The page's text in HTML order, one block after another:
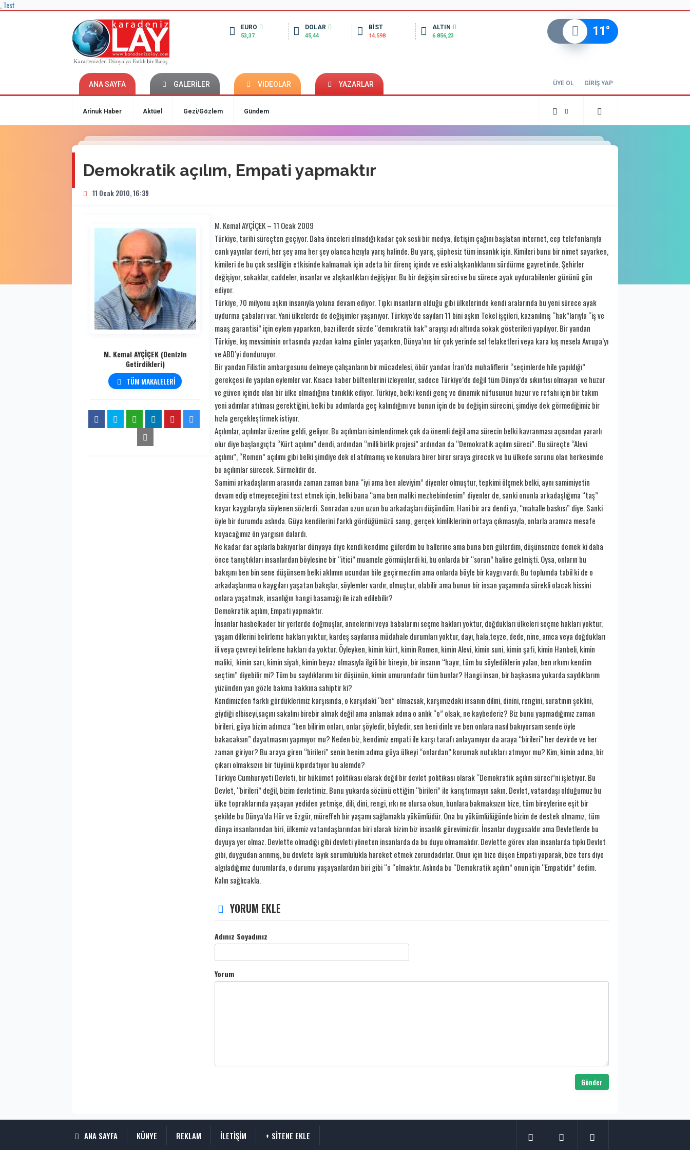
Test
EURO
53,37
DOLAR
45,44
BİST
14.598
ALTIN
6.856,23 11°
ANA SAYFA GALERİLER VİDEOLAR YAZARLAR ÜYE OL GİRİŞ YAP
Arinuk Haber Aktüel Gezi/Gözlem Gündem
Demokratik açılım, Empati yapmaktır
11 Ocak 2010, 16:39
M. Kemal AYÇİÇEK (Denizin
Getirdikleri)
TÜM MAKALELERİ
M. Kemal AYÇİÇEK – 11 Ocak 2009
Türkiye, tarihi süreçten geçiyor. Daha önceleri olmadığı kadar çok sesli bir medya, iletişim çağını başlatan internet, cep telefonlarıyla
canlı yayınlar devri, her şey ama her şey olanca hızıyla yarış halinde. Bu yarış, şüphesiz tüm insanlık için. Kimileri bunu bir nimet sayarken,
kimileri de bu çok sesliliğin etkisinde kalmamak için adeta bir direnç içinde ve eski alışkanlıklarını sürdürme gayretinde. Şehirler
değişiyor, sokaklar, caddeler, insanlar ve alışkanlıkları değişiyor. Bu bir değişim süreci ve bu sürece ayak uydurabilenler gününü gün
ediyor.
Türkiye, 70 milyonu aşkın insanıyla yoluna devam ediyor. Tıpkı insanların olduğu gibi ülkelerinde kendi aralarında bu yeni sürece ayak
uydurma çabaları var. Yani ülkelerde de değişimler yaşanıyor. Türkiye’de sayıları 11 bini aşkın Tekel işçileri, kazanılmış “hak”larıyla “iş ve
maaş garantisi” için eylem yaparken, bazı illerde sözde “demokratik hak” arayışı adı altında sokak gösterileri yapılıyor. Bir yandan
Türkiye, kış mevsiminin ortasında yazdan kalma günler yaşarken, Dünya’nın bir çok yerinde sel felaketleri veya kara kış mesela Avrupa’yı
ve ABD’yi donduruyor.
Bir yandan Filistin ambargosunu delmeye çalışanların bir mücadelesi, öbür yandan İran’da muhaliflerin “seçimlerde hile yapıldığı”
gerekçesi ile yapılan eylemler var. Kısaca haber bültenlerini izleyenler, sadece Türkiye’de değil tüm Dünya’da sıkıntısı olmayan ve huzur
ve güven içinde olan bir ülke olmadığına tanıklık ediyor. Türkiye, belki kendi genç ve dinamik nüfusunun huzur ve refahı için bir takım
yeni adımlar atılması gerektiğini, belki bu adımlarda geç kalındığını ve bunun için de bu değişim sürecini, şimdiye dek görmediğimiz bir
hızla gerçekleştirmek istiyor.
Açılımlar, açılımlar üzerine geldi, geliyor. Bu açılımları isimlendirmek çok da önemli değil ama sürecin belki kavranması açısından yararlı
olur diye başlangıçta “Kürt açılımı” dendi, ardından “milli birlik projesi” ardından da “Demokratik açılım süreci”. Bu süreçte “Alevi
açılımı”, “Romen” açılımı gibi belki şimdiye dek el atılmamış ve konulara birer birer sıraya girecek ve bu ülkede sorunu olan herkesimde
bu açılımlar sürecek. Sürmelidir de.
Samimi arkadaşlarım arasında zaman zaman bana “iyi ama ben aleviyim” diyenler olmuştur, tepkimi ölçmek belki, aynı samimiyetin
devam edip etmeyeceğini test etmek için, belki bana “ama ben maliki mezhebindenim” diyenler de, sanki onunla arkadaşlığıma “taş”
koyar kaygılarıyla söylenen sözlerdi. Sonradan uzun uzun bu arkadaşları düşündüm. Hani bir ara dendi ya, “mahalle baskısı” diye. Sanki
öyle bir durumdu aslında. Güya kendilerini farklı gördüğümüzü sanıp, gerçek kimliklerinin ortaya çıkmasıyla, onlarla aramıza mesafe
koyacağımız ön yargısın dalardı.
Ne kadar dar açılarla bakıyorlar dünyaya diye kendi kendime gülerdim bu hallerine ama buna ben gülerdim, düşünsenize demek ki daha
önce tanıştıkları insanlardan böylesine bir “itici” muamele görmüşlerdi ki, bu onlarda bir “sorun” haline gelmişti. Oysa, onların bu
bakışını ben bin sene düşünsem belki aklımın ucundan bile geçirmezdim ama onlarda böyle bir kaygı vardı. Bu toplumda tabiî ki de o
arkadaşlarıma o kaygıları yaşatan bakışlar, söylemler vardır, olmuştur, olabilir ama bunun bir insan yaşamında sürekli olacak hissini
onlara yaşatmak, insanlığın hangi basamağı ile izah edilebilir?
Demokratik açılım, Empati yapmaktır.
İnsanlar hasbelkader bir yerlerde doğmuşlar, annelerini veya babalarını seçme hakları yoktur, doğdukları ülkeleri seçme hakları yoktur,
yaşam dillerini belirleme hakları yoktur, kardeş sayılarına müdahale durumları yoktur, dayı, hala,teyze, dede, nine, amca veya doğdukları
ili veya çevreyi belirleme hakları da yoktur. Öyleyken, kimin kürt, kimin Romen, kimin Alevi, kimin suni, kimin şafi, kimin Hanbeli, kimin
maliki, kimin sarı, kimin siyah, kimin beyaz olmasıyla ilgili bir bireyin, bir insanın “hayır, tüm bu söylediklerin yalan, ben ırkımı kendim
seçtim” diyebilir mi? Tüm bu saydıklarımı bir düşünün, kimin umurundadır tüm bunlar? Hangi insan, bir başkasına yukarda saydıklarım
yüzünden yan gözle bakma hakkına sahiptir ki?
Kendimizden farklı gördüklerimiz karşısında, o karşıdaki “ben” olmazsak, karşımızdaki insanın dilini, dinini, rengini, suratının şeklini,
giydiği elbiseyi,saçını sakalını birebir almak değil ama anlamak adına o anlık “o” olsak, ne kaybederiz? Biz bunu yapmadığımız zaman
birileri, güya bizim adımıza “ben bilirim onları, onlar şöyledir, böyledir, sen beni dinle ve ben onlara nasıl bakıyorsam sende öyle
bakacaksın” dayatmasını yapmıyor mu? Neden biz, kendimiz empati ile karşı tarafı anlayamıyor da araya “birileri” her devirde ve her
zaman giriyor? Bu araya giren “birileri” senin benim adıma güya ülkeyi “onlardan” korumak nutukları atmıyor mu? Kim, kimin adına, bir
çıkarı olmaksızın bir tüyünü kıpırdatıyor bu alemde?
Türkiye Cumhuriyeti Devleti, bir hükümet politikası olarak değil bir devlet politikası olarak “Demokratik açılım süreci”ni işletiyor. Bu
Devlet, “birileri” değil, bizim devletimiz. Bunu yukarda sözünü ettiğim “birileri” ile karıştırmayın sakın. Devlet, vatandaşı olduğumuz bu
ülke topraklarında yaşayan yediden yetmişe, dili, dini, rengi, ırkı ne olursa olsun, bunlara bakmaksızın bize, tüm bireylerine eşit bir
şekilde bu Dünya’da Hür ve özgür, müreffeh bir yaşamı sağlamakla yükümlüdür. Ona bu yükümlülüğünde bizim de destek olmamız, tüm
dünya insanlarından biri, ülkemiz vatandaşlarından biri olarak bizim biz insanlık görevimizdir. İnsanlar duygusaldır ama Devletlerde bu
duyuya yer olmaz. Devlette olmadığı gibi devleti yöneten insanlarda da bu duyu olmamalıdır. Devlette görev alan insanlarda tıpkı Devlet
gibi, duygudan arınmış, bu devlete layık sorumlulukla hareket etmek zorundadırlar. Onun için bize düşen Empati yaparak, bize ters diye
algıladığımız durumlarda, o durumu yaşayanlardan biri gibi “o “olmaktır. Aslında bu “Demokratik açılım” onun için “Empatidir” dedim.
Kalın sağlıcakla.
YORUM EKLE
Adınız Soyadınız
Yorum
Gönder
ANA SAYFA KÜNYE REKLAM İLETİŞİM + SİTENE EKLE